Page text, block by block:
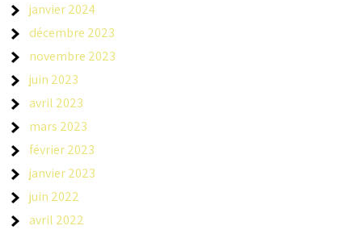
janvier 2024
décembre 2023
novembre 2023
juin 2023
avril 2023
mars 2023
février 2023
janvier 2023
juin 2022
avril 2022